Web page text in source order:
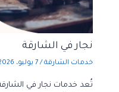
نجار في الشارقة
خدمات الشارقة /7 يوليو، 2026
تُعد خدمات نجار في